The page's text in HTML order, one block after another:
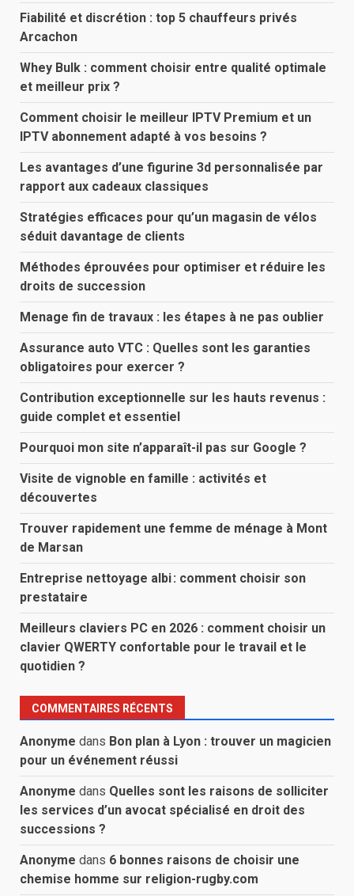
Fiabilité et discrétion : top 5 chauffeurs privés
Arcachon
Whey Bulk : comment choisir entre qualité optimale
et meilleur prix ?
Comment choisir le meilleur IPTV Premium et un
IPTV abonnement adapté à vos besoins ?
Les avantages d’une figurine 3d personnalisée par
rapport aux cadeaux classiques
Stratégies efficaces pour qu’un magasin de vélos
séduit davantage de clients
Méthodes éprouvées pour optimiser et réduire les
droits de succession
Menage fin de travaux : les étapes à ne pas oublier
Assurance auto VTC : Quelles sont les garanties
obligatoires pour exercer ?
Contribution exceptionnelle sur les hauts revenus :
guide complet et essentiel
Pourquoi mon site n’apparaît-il pas sur Google ?
Visite de vignoble en famille : activités et
découvertes
Trouver rapidement une femme de ménage à Mont
de Marsan
Entreprise nettoyage albi : comment choisir son
prestataire
Meilleurs claviers PC en 2026 : comment choisir un
clavier QWERTY confortable pour le travail et le
quotidien ?
COMMENTAIRES RÉCENTS
Anonyme dans Bon plan à Lyon : trouver un magicien
pour un événement réussi
Anonyme dans Quelles sont les raisons de solliciter
les services d’un avocat spécialisé en droit des
successions ?
Anonyme dans 6 bonnes raisons de choisir une
chemise homme sur religion-rugby.com